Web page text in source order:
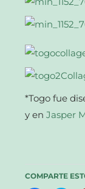
*Togo fue
y enJasper
COMPARTE